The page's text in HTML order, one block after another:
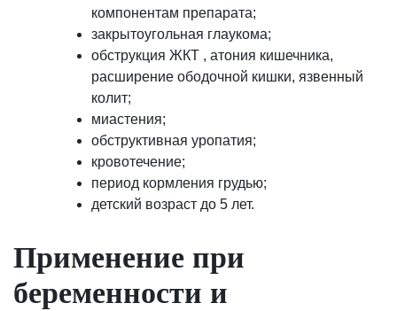
компонентам препарата;
закрытоугольная глаукома;
обструкция ЖКТ , атония кишечника,
расширение ободочной кишки, язвенный
колит;
миастения;
обструктивная уропатия;
кровотечение;
период кормления грудью;
детский возраст до 5 лет.
Применение при
беременности и